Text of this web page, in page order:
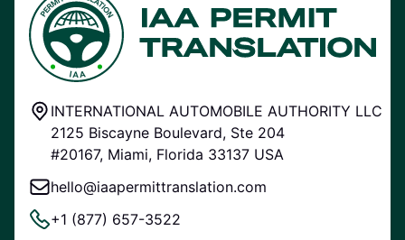
INTERNATIONAL AUTOMOBILE AUTHORITY LLC
2125 Biscayne Boulevard, Ste 204
#20167, Miami, Florida 33137 USA
hello@iaapermittranslation.com
+1 (877) 657-3522